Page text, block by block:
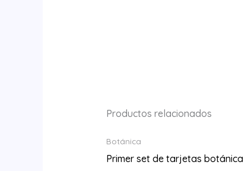
Productos relacionados
Botánica
Primer set de tarjetas botánica